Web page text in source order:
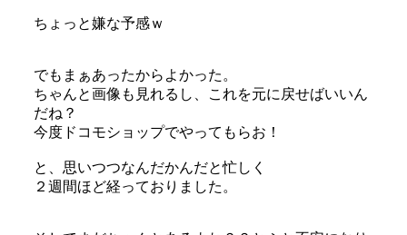
ちょっと嫌な予感ｗ
でもまぁあったからよかった。
ちゃんと画像も見れるし、これを元に戻せばいいん
だね？
今度ドコモショップでやってもらお！
と、思いつつなんだかんだと忙しく
２週間ほど経っておりました。